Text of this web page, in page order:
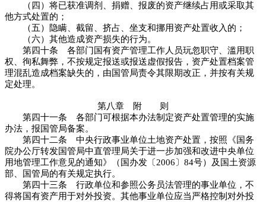
（四）将已获准调剂、捐赠、报废的资产继续占用或采取其
他方式处置的；
（五）隐瞒、截留、挤占、坐支和挪用资产处置收入的；
（六）其他造成资产损失的行为。
第四十条 各部门国有资产管理工作人员玩忽职守、滥用职
权、徇私舞弊，不按规定报送或报送虚假报告，资产处置档案管
理混乱造成档案缺失的，由国管局责令其限期改正，并按有关规
定处理。
第八章 附 则
第四十一条 各部门可根据本办法制定资产处置管理的实施
办法，报国管局备案。
第四十二条 中央行政事业单位土地资产处置，按照《国务
院办公厅转发国管局中直管理局关于进一步加强和改进中央单位
用地管理工作意见的通知》（国办发〔 2006 〕 84号）及国土资源
部、国管局的有关规定执行。
第四十三条 行政单位和参照公务员法管理的事业单位，不
得将国有资产用于对外投资。其他事业单位应当严格控制对外投